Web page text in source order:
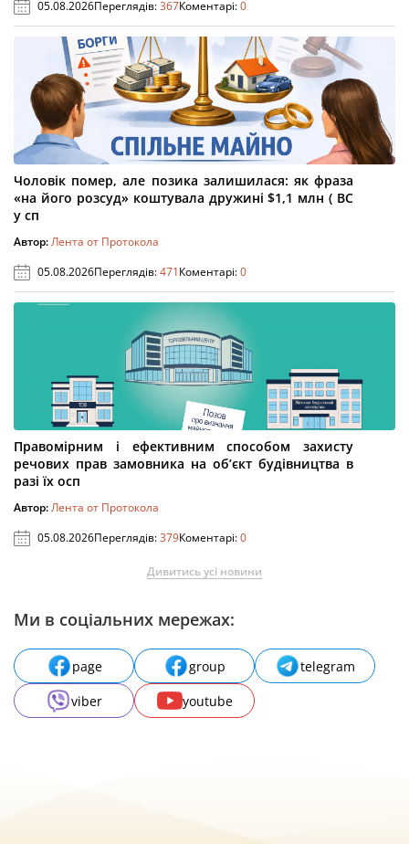
05.08.2026Переглядів:367Коментарі:0
Чоловік помер, але позика залишилася: як фраза
«на його розсуд» коштувала дружині $1,1 млн ( ВС
у сп
Автор:Лента от Протокола
05.08.2026Переглядів:471Коментарі:0
Правомірним і ефективним способом захисту
речових прав замовника на об’єкт будівництва в
разі їх осп
Автор:Лента от Протокола
05.08.2026Переглядів:379Коментарі:0
Дивитись усі новини
Ми в соціальних мережах:
page group
telegram
viber
youtube